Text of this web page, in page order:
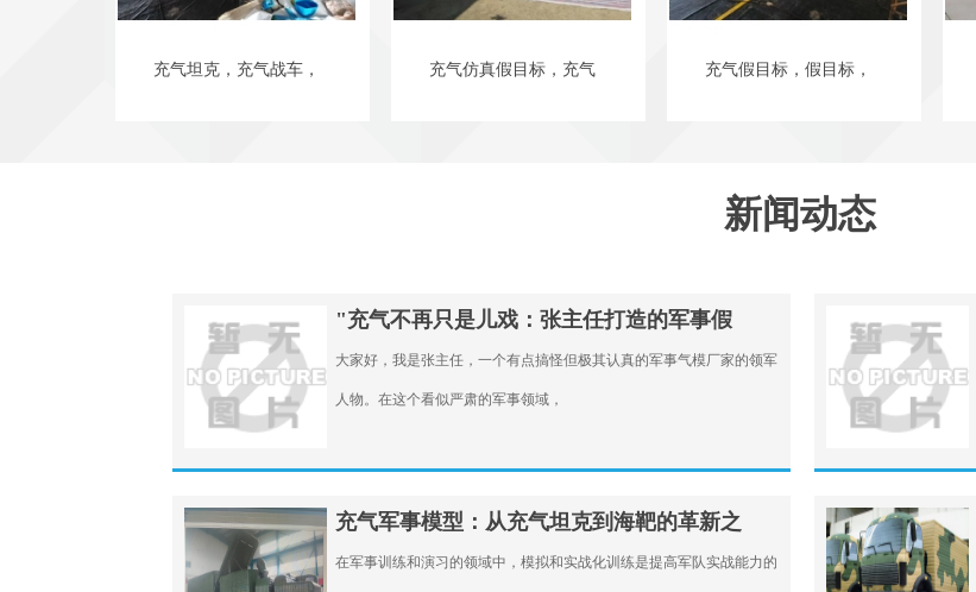
充气坦克，充气战车， 充气仿真假目标，充气 充气假目标，假目标，
"充气不再只是儿戏：张主任打造的军事假
大家好，我是张主任，一个有点搞怪但极其认真的军事气模厂家的领军
人物。在这个看似严肃的军事领域，
充气军事模型：从充气坦克到海靶的革新之
在军事训练和演习的领域中，模拟和实战化训练是提高军队实战能力的
新闻动态